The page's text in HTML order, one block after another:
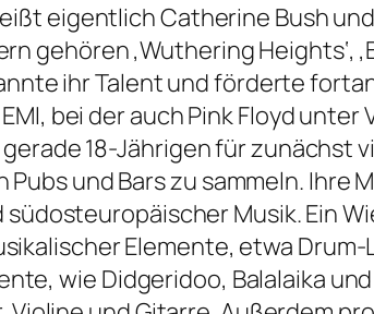
eigentlich Catherine Bush
‚Wuthering Heights‘,
ihr Talent und förderte
bei der auch Pink Floyd unter
18-Jährigen für zunächst
und Bars zu sammeln. Ihre
Musik. Ein
Elemente, etwa
wie Didgeridoo, Balalaika